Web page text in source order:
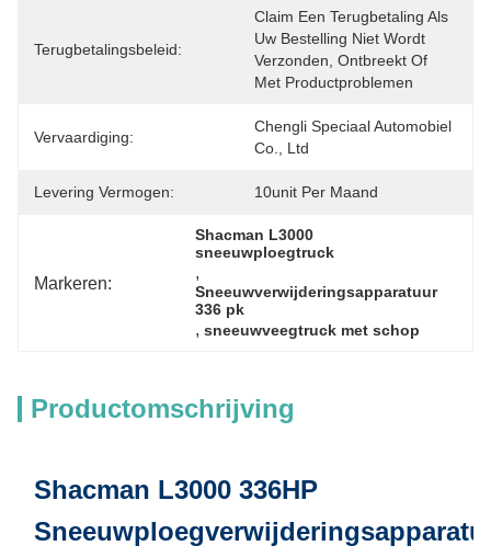
Terugbetalingsbeleid:
Claim Een ​​terugbetaling Als
Uw Bestelling Niet Wordt
Verzonden, Ontbreekt Of
Met Productproblemen
Vervaardiging:
Chengli Speciaal Automobiel
Co., Ltd
Levering Vermogen: 10unit Per Maand
Markeren:
Shacman L3000
sneeuwploegtruck
,
Sneeuwverwijderingsapparatuur
336 pk
, sneeuwveegtruck met schop
Productomschrijving
Shacman L3000 336HP